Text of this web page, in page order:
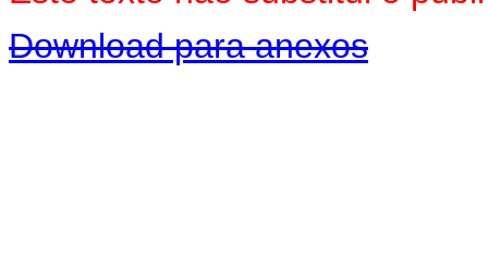
Download para anexos